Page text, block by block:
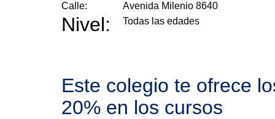
Calle:
Avenida Milenio 8640
Nivel: Todas las edades
Este colegio te ofrece
20% en los cursos